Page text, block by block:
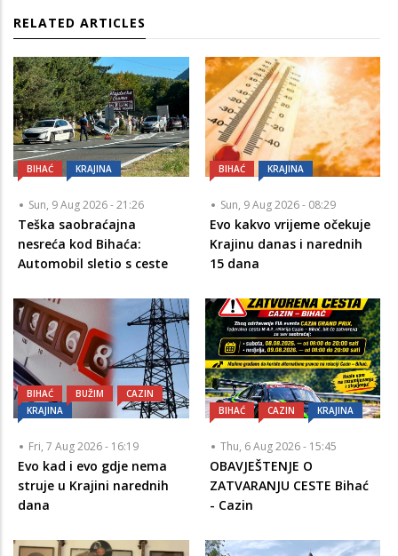
RELATED ARTICLES
BIHAĆ KRAJINA
Sun, 9 Aug 2026 - 21:26
Teška saobraćajna
nesreća kod Bihaća:
Automobil sletio s ceste
BIHAĆ KRAJINA
Sun, 9 Aug 2026 - 08:29
Evo kakvo vrijeme očekuje
Krajinu danas i narednih
15 dana
BIHAĆ BUŽIM
CAZIN
KRAJINA
Fri, 7 Aug 2026 - 16:19
Evo kad i evo gdje nema
struje u Krajini narednih
dana
BIHAĆ CAZIN KRAJINA
Thu, 6 Aug 2026 - 15:45
OBAVJEŠTENJE O
ZATVARANJU CESTE Bihać
- Cazin